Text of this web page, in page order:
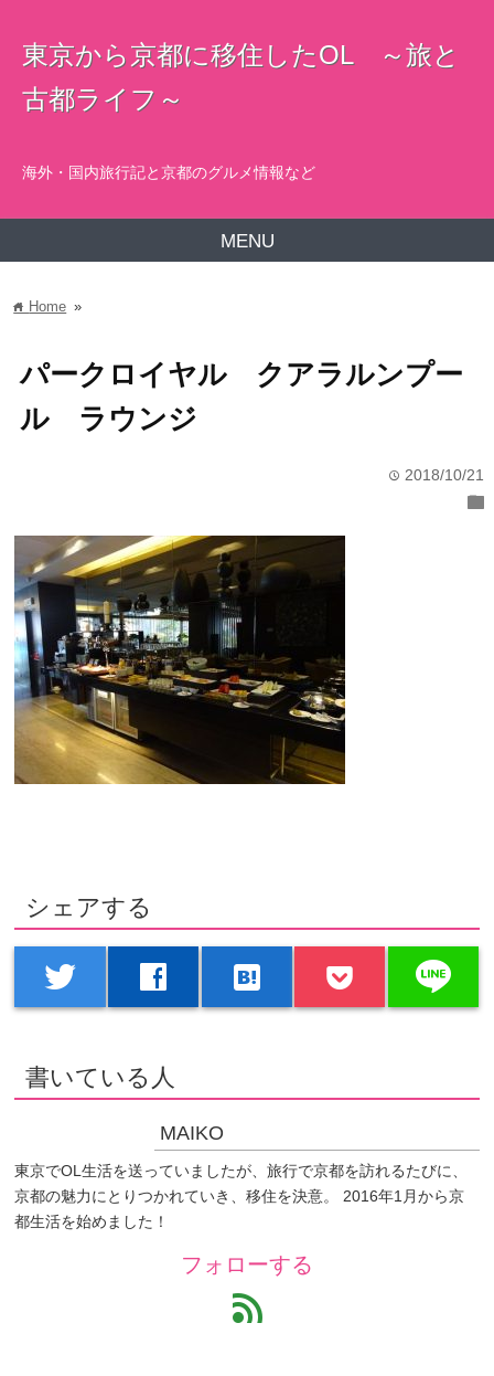
東京から京都に移住したOL ～旅と
古都ライフ～
海外・国内旅行記と京都のグルメ情報など
MENU
home Home »
パークロイヤル クアラルンプー
ル ラウンジ
time 2018/10/21
folder
シェアする
twitter facebook hatenabookmark line
書いている人
MAIKO
東京でOL生活を送っていましたが、旅行で京都を訪れるたびに、
京都の魅力にとりつかれていき、移住を決意。 2016年1月から京
都生活を始めました！
フォローする
feed